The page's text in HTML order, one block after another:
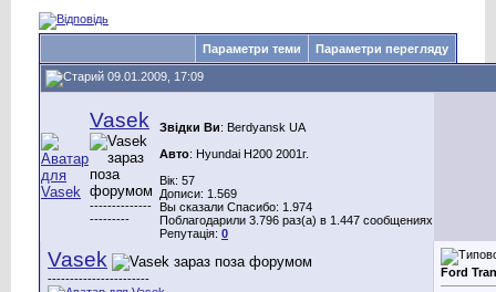
Параметри теми Параметри перегляду
09.01.2009, 17:09
Vasek
--------------
---------
Звідки Ви: Berdyansk UA
Авто: Hyundai H200 2001г.
Вік: 57
Дописи: 1.569
Вы сказали Спасибо: 1.974
Поблагодарили 3.796 раз(а) в 1.447 сообщениях
Репутація: 0
Vasek
----------------------- Ford